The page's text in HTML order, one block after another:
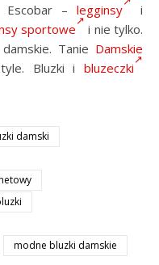
Escobar – legginsy
i
sportowe
i nie tylko.
damskie. Tanie Damskie
Bluzki i bluzeczki
damski
modne bluzki damskie